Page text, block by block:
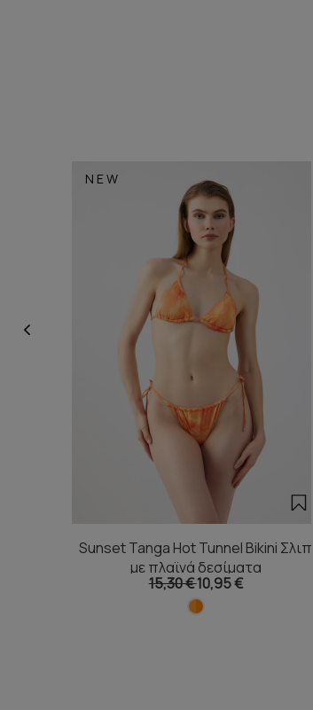
NEW
Sunset Tanga Hot Tunnel Bikini Σλιπ
με πλαϊνά δεσίματα
15,30 €10,95 €